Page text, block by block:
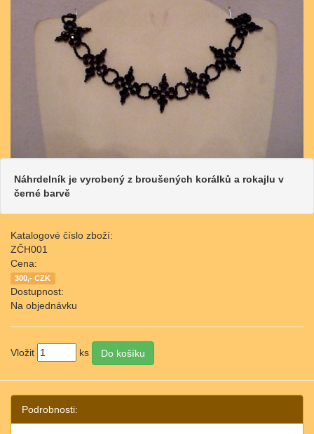
Náhrdelník je vyrobený z broušených korálků a rokajlu v
černé barvě
Katalogové číslo zboží:
ZČH001
Cena:
300,- CZK
Dostupnost:
Na objednávku
Vložit ks
Podrobnosti: